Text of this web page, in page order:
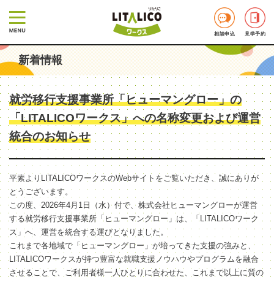
相談申込 見学予約
新着情報
就労移行支援事業所「ヒューマングロー」の
「LITALICOワークス」への名称変更および運営
統合のお知らせ
平素よりLITALICOワークスのWebサイトをご覧いただき、誠にありが
とうございます。
この度、2026年4月1日（水）付で、株式会社ヒューマングローが運営
する就労移行支援事業所「ヒューマングロー」は、「LITALICOワーク
ス」へ、運営を統合する運びとなりました。
これまで各地域で「ヒューマングロー」が培ってきた支援の強みと、
LITALICOワークスが持つ豊富な就職支援ノウハウやプログラムを融合
させることで、ご利用者様一人ひとりに合わせた、これまで以上に質の